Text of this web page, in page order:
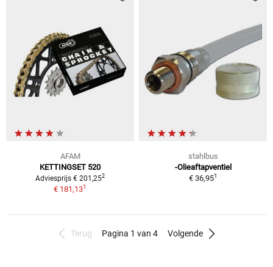
AFAM
KETTINGSET 520
Adviesprijs € 201,252
€ 181,131
stahlbus
-Olieaftapventiel
€ 36,951
Terug Pagina 1 van 4 Volgende